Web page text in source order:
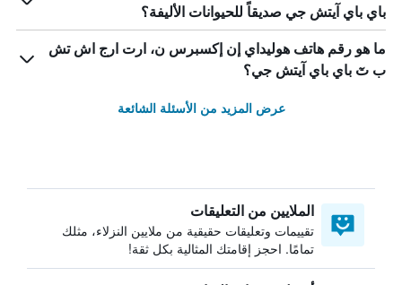
باي باي آيتش جي صديقاً للحيوانات الأليفة؟
ما هو رقم هاتف هوليداي إن إكسبرس ن، ارت ارج اش تش
ب تٓ باي باي آيتش جي؟
عرض المزيد من الأسئلة الشائعة
الملايين من التعليقات
تقييمات وتعليقات حقيقية من ملايين النزلاء، مثلك
تمامًا. احجز إقامتك المثالية بكل ثقة!